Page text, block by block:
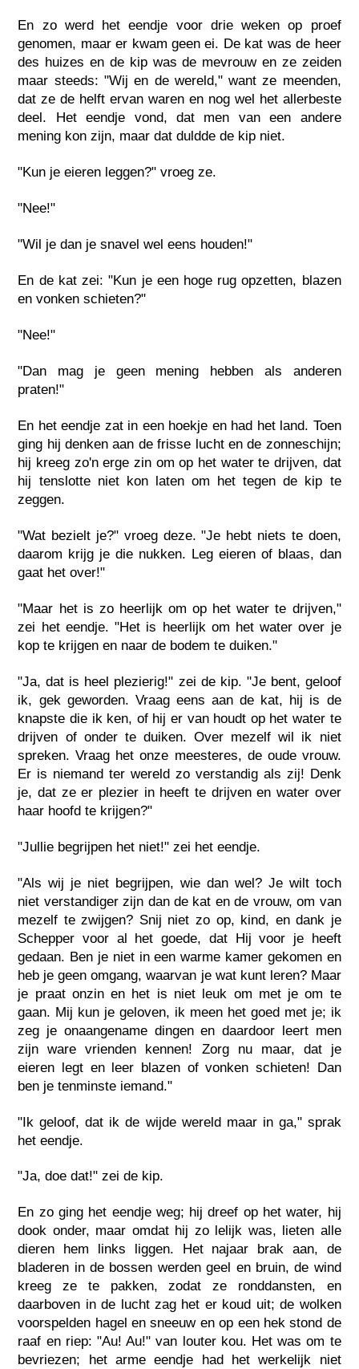
En zo werd het eendje voor drie weken op proef
genomen, maar er kwam geen ei. De kat was de heer
des huizes en de kip was de mevrouw en ze zeiden
maar steeds: "Wij en de wereld," want ze meenden,
dat ze de helft ervan waren en nog wel het allerbeste
deel. Het eendje vond, dat men van een andere
mening kon zijn, maar dat duldde de kip niet.
"Kun je eieren leggen?" vroeg ze.
"Nee!"
"Wil je dan je snavel wel eens houden!"
En de kat zei: "Kun je een hoge rug opzetten, blazen
en vonken schieten?"
"Nee!"
"Dan mag je geen mening hebben als anderen
praten!"
En het eendje zat in een hoekje en had het land. Toen
ging hij denken aan de frisse lucht en de zonneschijn;
hij kreeg zo'n erge zin om op het water te drijven, dat
hij tenslotte niet kon laten om het tegen de kip te
zeggen.
"Wat bezielt je?" vroeg deze. "Je hebt niets te doen,
daarom krijg je die nukken. Leg eieren of blaas, dan
gaat het over!"
"Maar het is zo heerlijk om op het water te drijven,"
zei het eendje. "Het is heerlijk om het water over je
kop te krijgen en naar de bodem te duiken."
"Ja, dat is heel plezierig!" zei de kip. "Je bent, geloof
ik, gek geworden. Vraag eens aan de kat, hij is de
knapste die ik ken, of hij er van houdt op het water te
drijven of onder te duiken. Over mezelf wil ik niet
spreken. Vraag het onze meesteres, de oude vrouw.
Er is niemand ter wereld zo verstandig als zij! Denk
je, dat ze er plezier in heeft te drijven en water over
haar hoofd te krijgen?"
"Jullie begrijpen het niet!" zei het eendje.
"Als wij je niet begrijpen, wie dan wel? Je wilt toch
niet verstandiger zijn dan de kat en de vrouw, om van
mezelf te zwijgen? Snij niet zo op, kind, en dank je
Schepper voor al het goede, dat Hij voor je heeft
gedaan. Ben je niet in een warme kamer gekomen en
heb je geen omgang, waarvan je wat kunt leren? Maar
je praat onzin en het is niet leuk om met je om te
gaan. Mij kun je geloven, ik meen het goed met je; ik
zeg je onaangename dingen en daardoor leert men
zijn ware vrienden kennen! Zorg nu maar, dat je
eieren legt en leer blazen of vonken schieten! Dan
ben je tenminste iemand."
"Ik geloof, dat ik de wijde wereld maar in ga," sprak
het eendje.
"Ja, doe dat!" zei de kip.
En zo ging het eendje weg; hij dreef op het water, hij
dook onder, maar omdat hij zo lelijk was, lieten alle
dieren hem links liggen. Het najaar brak aan, de
bladeren in de bossen werden geel en bruin, de wind
kreeg ze te pakken, zodat ze ronddansten, en
daarboven in de lucht zag het er koud uit; de wolken
voorspelden hagel en sneeuw en op een hek stond de
raaf en riep: "Au! Au!" van louter kou. Het was om te
bevriezen; het arme eendje had het werkelijk niet